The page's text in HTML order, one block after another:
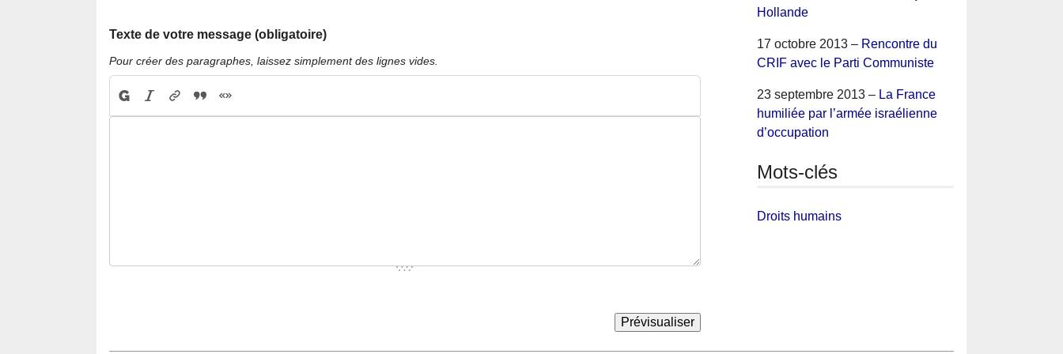
Texte de votre message (obligatoire)
Pour créer des paragraphes, laissez simplement des lignes vides.
Hollande
17 octobre 2013 – Rencontre du
CRIF avec le Parti Communiste
23 septembre 2013 – La France
humiliée par l’armée israélienne
d’occupation
Mots-clés
Droits humains